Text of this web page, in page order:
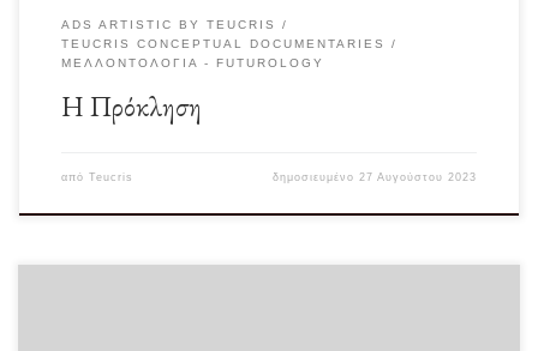
ADS ARTISTIC BY TEUCRIS
TEUCRIS CONCEPTUAL DOCUMENTARIES
ΜΕΛΛΟΝΤΟΛΟΓΊΑ - FUTUROLOGY
Η Πρόκληση
από Teucris δημοσιευμένο 27 Αυγούστου 2023